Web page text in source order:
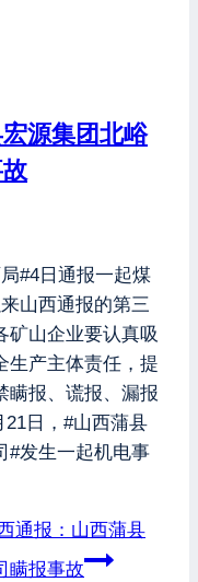
源集团北峪
#4日通报一起煤
山西通报的第三
矿山企业要认真吸
生产主体责任，提
瞒报、谎报、漏报
日，#山西蒲县
#发生一起机电事
通报：山西蒲县
瞒报事故